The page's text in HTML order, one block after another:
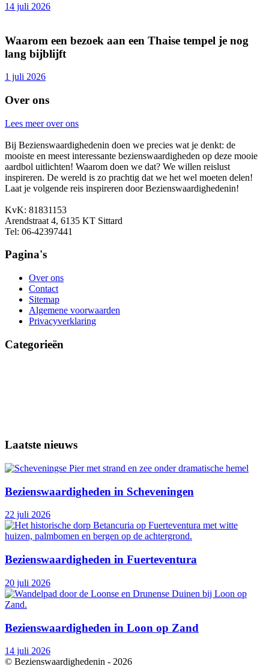
14 juli 2026
Waarom een bezoek aan een Thaise tempel je nog
lang bijblijft
1 juli 2026
Over ons
Lees meer over ons
Bij Bezienswaardighedenin doen we precies wat je denkt: de
mooiste en meest interessante bezienswaardigheden op deze mooie
aardbol uitlichten! Waarom doen we dat? We willen reislust
inspireren. De wereld is zo prachtig dat we het wel moeten delen!
Laat je volgende reis inspireren door Bezienswaardighedenin!
KvK: 81831153
Arendstraat 4, 6135 KT Sittard
Tel: 06-42397441
Pagina's
Over ons
Contact
Sitemap
Algemene voorwaarden
Privacyverklaring
Categorieën
Laatste nieuws
Bezienswaardigheden in Scheveningen
22 juli 2026
Bezienswaardigheden in Fuerteventura
20 juli 2026
Bezienswaardigheden in Loon op Zand
14 juli 2026
© Bezienswaardighedenin - 2026